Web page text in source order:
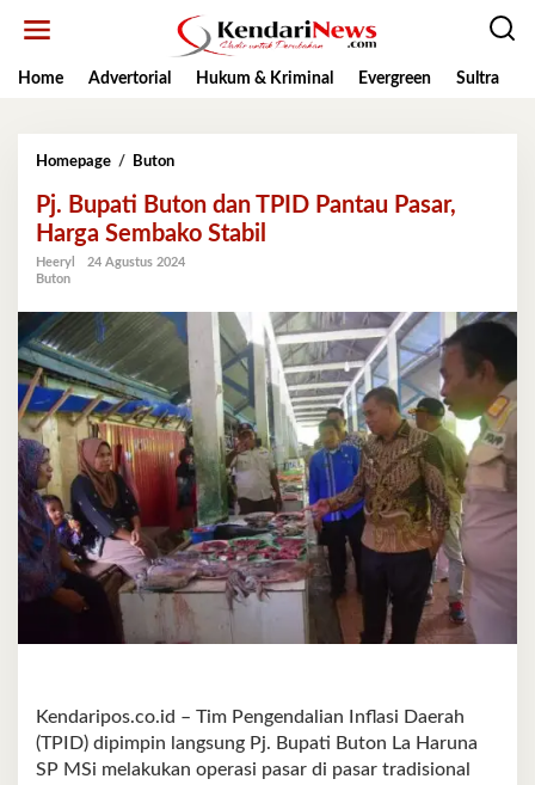
Home
Advertorial Hukum & Kriminal Evergreen Sultra
Homepage / ButonPj.
Buton
dan
TPID
Pantau
Harga
Sembako
Pj. Bupati Buton dan TPID Pantau Pasar,
Harga Sembako Stabil
Heeryl
24 Agustus 2024
Buton
Kendaripos.co.id – Tim Pengendalian Inflasi Daerah
(TPID) dipimpin langsung Pj. Bupati Buton La Haruna
SP MSi melakukan operasi pasar di pasar tradisional